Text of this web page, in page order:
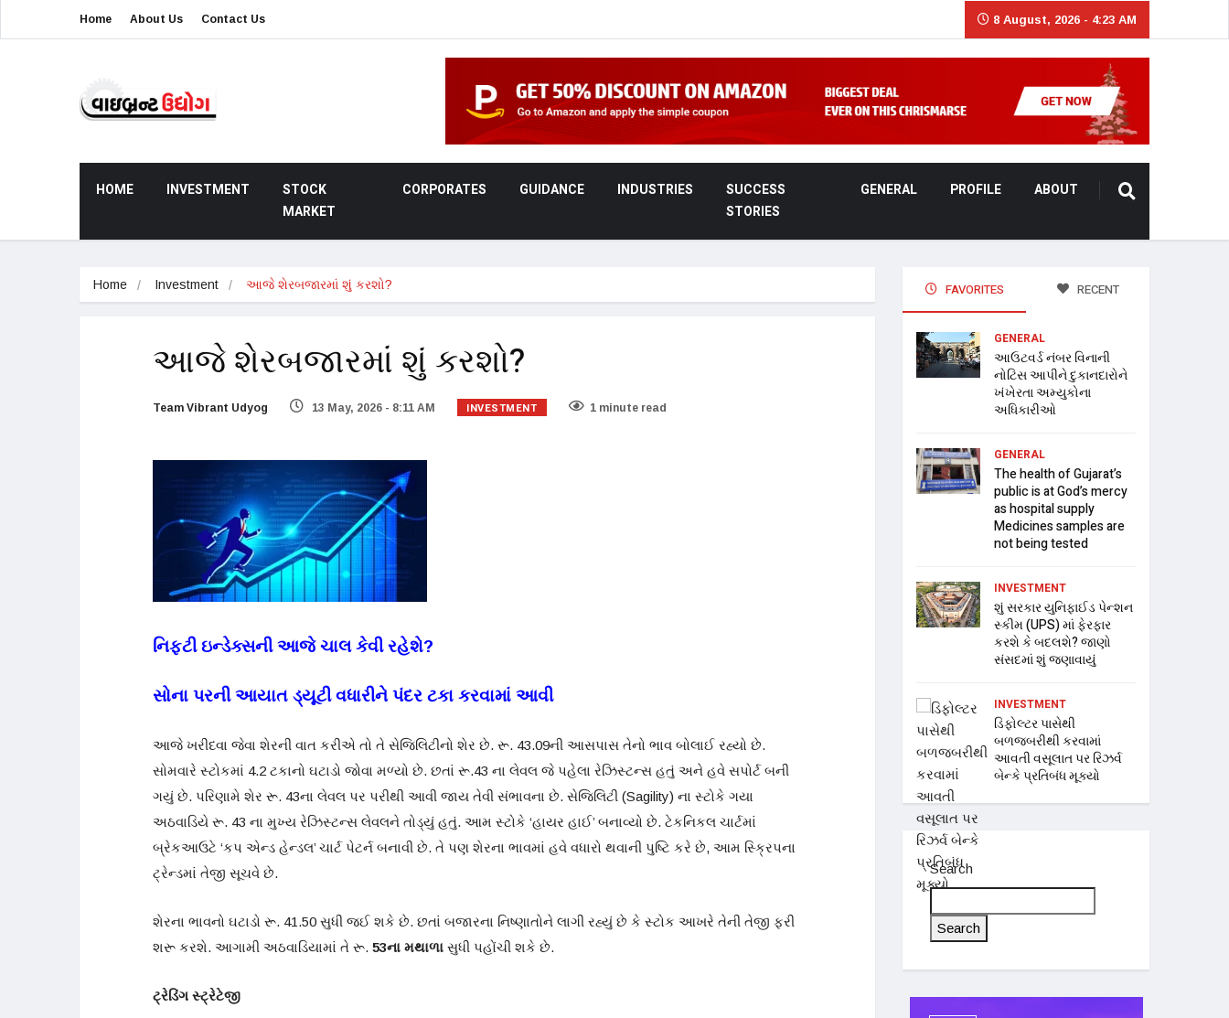
Home About Us Contact Us 8 August, 2026 - 4:23 AM
HOME INVESTMENT
STOCK
MARKET
CORPORATES GUIDANCE INDUSTRIES
SUCCESS
STORIES
GENERAL PROFILE ABOUT
Home Investment આજે શેરબજારમાં શું કરશો?
આજે શેરબજારમાં શું કરશો?
Team Vibrant Udyog 13 May, 2026 - 8:11 AM INVESTMENT 1 minute read
નિફ્ટી ઇન્ડેક્સની આજે ચાલ કેવી રહેશે?
સોના પરની આયાત ડ્યૂટી વધારીને પંદર ટકા કરવામાં આવી
આજે ખરીદવા જેવા શેરની વાત કરીએ તો તે સેજિલિટીનો શેર છે. રૂ. 43.09ની આસપાસ તેનો ભાવ બોલાઈ રહ્યો છે.
સોમવારે સ્ટોકમાં 4.2 ટકાનો ઘટાડો જોવા મળ્યો છે. છતાં રૂ.43 ના લેવલ જે પહેલા રેઝિસ્ટન્સ હતું અને હવે સપોર્ટ બની
ગયું છે. પરિણામે શેર રૂ. 43ના લેવલ પર પરીથી આવી જાય તેવી સંભાવના છે. સેજિલિટી (Sagility) ના સ્ટોકે ગયા
અઠવાડિયે રૂ. 43 ના મુખ્ય રેઝિસ્ટન્સ લેવલને તોડ્યું હતું. આમ સ્ટોકે ‘હાયર હાઈ’ બનાવ્યો છે. ટેકનિકલ ચાર્ટમાં
બ્રેકઆઉટે ‘કપ એન્ડ હેન્ડલ’ ચાર્ટ પેટર્ન બનાવી છે. તે પણ શેરના ભાવમાં હવે વધારો થવાની પુષ્ટિ કરે છે, આમ સ્ક્રિપના
ટ્રેન્ડમાં તેજી સૂચવે છે.
શેરના ભાવનો ઘટાડો રૂ. 41.50 સુધી જઈ શકે છે. છતાં બજારના નિષ્ણાતોને લાગી રહ્યું છે કે સ્ટોક આખરે તેની તેજી ફરી
શરૂ કરશે. આગામી અઠવાડિયામાં તે રૂ. 53ના મથાળા સુધી પહોંચી શકે છે.
ટ્રેડિંગ સ્ટ્રેટેજી
FAVORITES RECENT
GENERAL
આઉટવર્ડ નંબર વિનાની
નોટિસ આપીને દુકાનદારોને
ખંખેરતા અમ્યુકોના
અધિકારીઓ
GENERAL
The health of Gujarat’s
public is at God’s mercy
as hospital supply
Medicines samples are
not being tested
INVESTMENT
શું સરકાર યુનિફાઈડ પેન્શન
સ્કીમ (UPS) માં ફેરફાર
કરશે કે બદલશે? જાણો
સંસદમાં શું જણાવાયું
INVESTMENT
ડિફોલ્ટર પાસેથી
બળજબરીથી કરવામાં
આવતી વસૂલાત પર રિઝર્વ
બેન્કે પ્રતિબંધ મૂક્યો
Search
Search